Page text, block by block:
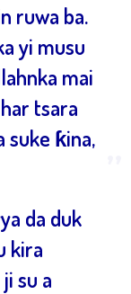
ruwa ba.
yi musu
mai
tsara
suke ƙina,
da duk
kira
su a